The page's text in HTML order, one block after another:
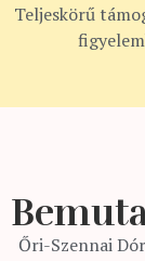
Teljeskörű
Őri-Szennai